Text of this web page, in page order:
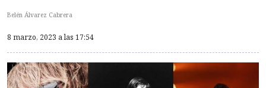
Belén Álvarez Cabrera
8 marzo, 2023 a las 17:54